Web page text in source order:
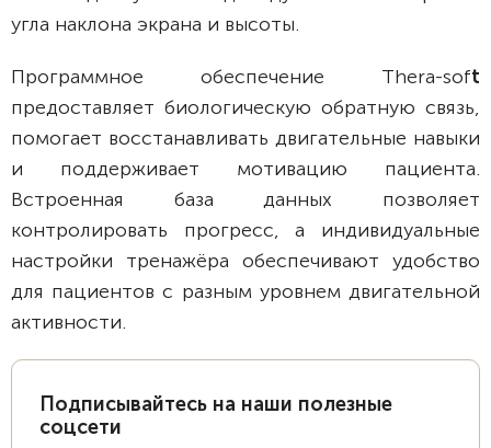
угла наклона экрана и высоты.
Программное обеспечение Thera-soft
предоставляет биологическую обратную связь,
помогает восстанавливать двигательные навыки
и поддерживает мотивацию пациента.
Встроенная база данных позволяет
контролировать прогресс, а индивидуальные
настройки тренажёра обеспечивают удобство
для пациентов с разным уровнем двигательной
активности.
Подписывайтесь на наши полезные
соцсети